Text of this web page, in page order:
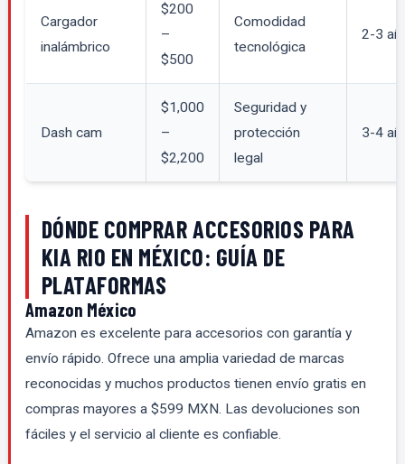
Cargador
inalámbrico
$200
–
$500
Comodidad
tecnológica
2-3
Dash cam
$1,000
–
$2,200
Seguridad y
protección
legal
3-4
DÓNDE COMPRAR ACCESORIOS PARA
KIA RIO EN MÉXICO: GUÍA DE
PLATAFORMAS
Amazon México
Amazon es excelente para accesorios con garantía y
envío rápido. Ofrece una amplia variedad de marcas
reconocidas y muchos productos tienen envío gratis en
compras mayores a $599 MXN. Las devoluciones son
fáciles y el servicio al cliente es confiable.